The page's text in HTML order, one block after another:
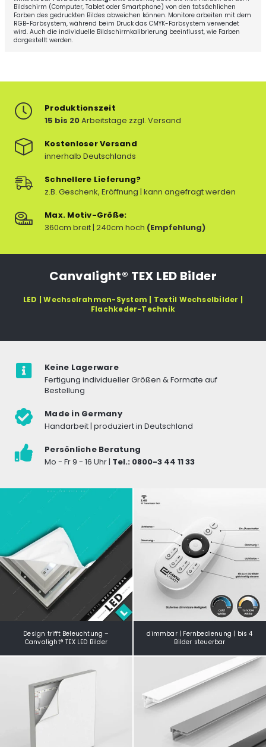
Bildschirm (Computer, Tablet oder Smartphone) von den tatsächlichen
Farben des gedruckten Bildes abweichen können. Monitore arbeiten mit dem
RGB-Farbsystem, während beim Druck das CMYK-Farbsystem verwendet
wird. Auch die individuelle Bildschirmkalibrierung beeinflusst, wie Farben
dargestellt werden.
Produktionszeit
15 bis 20Arbeitstage zzgl. Versand
Kostenloser Versand
innerhalb Deutschlands
Schnellere Lieferung?
z.B. Geschenk, Eröffnung | kann angefragt werden
Max. Motiv-Größe:
360cm breit | 240cm hoch (Empfehlung)
Canvalight® TEX LED Bilder
LED | Wechselrahmen-System | Textil Wechselbilder |
Flachkeder-Technik
Keine Lagerware
Fertigung individueller Größen & Formate auf
Bestellung
Made in Germany
Handarbeit | produziert in Deutschland
Persönliche Beratung
Mo - Fr 9 - 16 Uhr | Tel.: 0800-3 44 11 33
Design trifft Beleuchtung –
Canvalight® TEX LED Bilder
dimmbar | Fernbedienung | bis 4
Bilder steuerbar